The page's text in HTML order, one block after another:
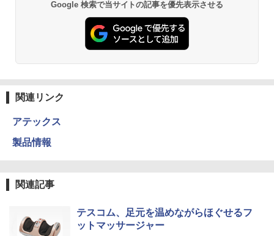
Google 検索で当サイトの記事を優先表示させる
関連リンク
アテックス
製品情報
関連記事
テスコム、足元を温めながらほぐせるフ
ットマッサージャー